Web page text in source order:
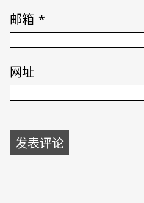
邮箱 *
网址